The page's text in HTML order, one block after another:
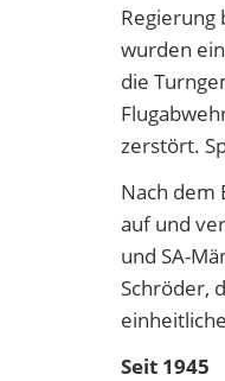
wurden
die
zerstört.
Nach dem
auf und
und SA-
Schröder,
Seit 1945